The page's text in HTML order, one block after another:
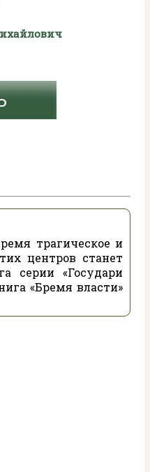
трагическое и
центров станет
серии «Государи
«Бремя власти»